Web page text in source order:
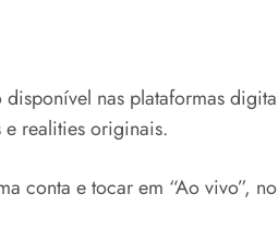
nas plataformas
e realities originais.
conta e tocar em “Ao vivo”,